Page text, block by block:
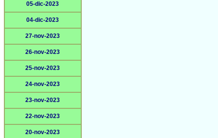
05-dic-2023
04-dic-2023
27-nov-2023
26-nov-2023
25-nov-2023
24-nov-2023
23-nov-2023
22-nov-2023
20-nov-2023